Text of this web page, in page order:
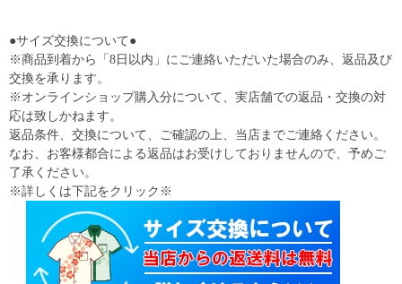
●サイズ交換について●
※商品到着から「8日以内」にご連絡いただいた場合のみ、返品及び
交換を承ります。
※オンラインショップ購入分について、実店舗での返品・交換の対
応は致しかねます。
返品条件、交換について、ご確認の上、当店までご連絡ください。
なお、お客様都合による返品はお受けしておりませんので、予めご
了承ください。
※詳しくは下記をクリック※